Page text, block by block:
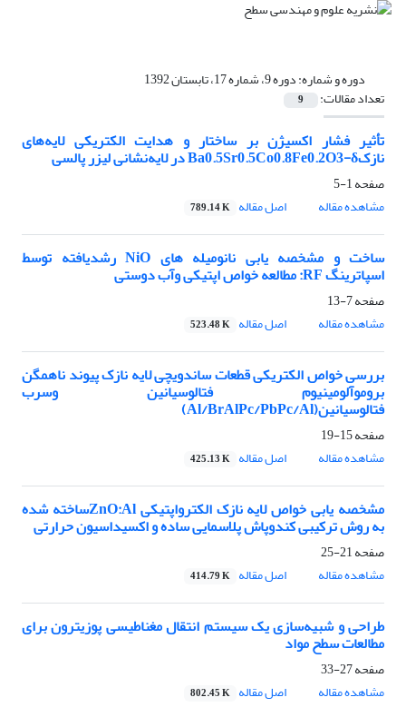
دوره و شماره:دوره 9، شماره 17، تابستان 1392
تعداد مقالات: 9
تأثیر فشار اکسیژن بر ساختار و هدایت الکتریکی لایه‌های
نازکBa0.5Sr0.5Co0.8Fe0.2O3-δ در لایه‌نشانی لیزر پالسی
صفحه1-5
مشاهده مقاله
اصل مقاله 789.14 K
ساخت و مشخصه یابی نانومیله های NiO رشدیافته توسط
اسپاترینگ RF: مطالعه خواص اپتیکی وآب دوستی
صفحه7-13
مشاهده مقاله
اصل مقاله 523.48 K
بررسی خواص الکتریکی قطعات ساندویچی لایه نازک پیوند ناهمگن
بروموآلومینیوم فتالوسیانین وسرب
فتالوسیانین(Al/BrAlPc/PbPc/Al)
صفحه15-19
مشاهده مقاله
اصل مقاله 425.13 K
مشخصه یابی خواص لایه نازک الکترواپتیکی ZnO:Alساخته شده
به روش ترکیبی کندوپاش پلاسمایی ساده و اکسیداسیون حرارتی
صفحه21-25
مشاهده مقاله
اصل مقاله 414.79 K
طراحی و شبیه‌سازی یک سیستم انتقال مغناطیسی پوزیترون برای
مطالعات سطح مواد
صفحه27-33
مشاهده مقاله
اصل مقاله 802.45 K